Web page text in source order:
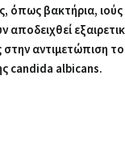
όπως βακτήρια, ιούς
αποδειχθεί
στην αντιμετώπιση
candida albicans.